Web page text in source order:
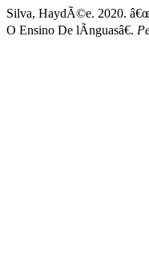
Silva, HaydÃ©e. 2020.
O Ensino De lÃ­nguasâ€.